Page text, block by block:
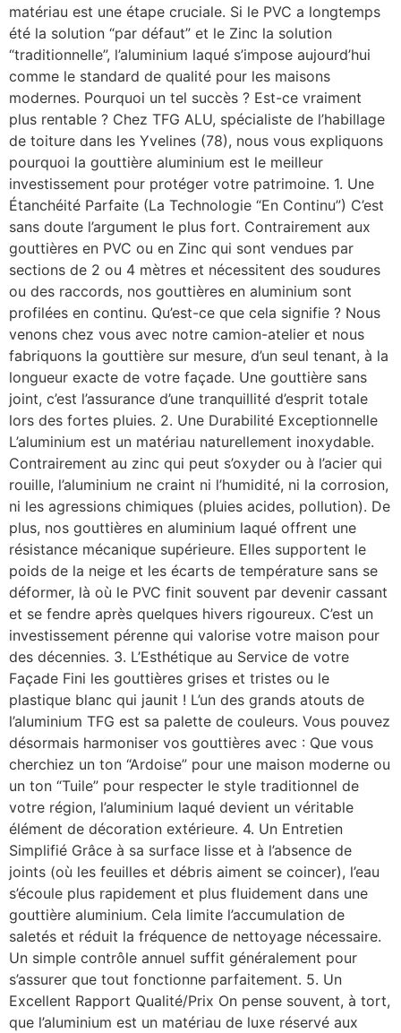
matériau est une étape cruciale. Si le PVC a longtemps
été la solution “par défaut” et le Zinc la solution
“traditionnelle”, l’aluminium laqué s’impose aujourd’hui
comme le standard de qualité pour les maisons
modernes. Pourquoi un tel succès ? Est-ce vraiment
plus rentable ? Chez TFG ALU, spécialiste de l’habillage
de toiture dans les Yvelines (78), nous vous expliquons
pourquoi la gouttière aluminium est le meilleur
investissement pour protéger votre patrimoine. 1. Une
Étanchéité Parfaite (La Technologie “En Continu”) C’est
sans doute l’argument le plus fort. Contrairement aux
gouttières en PVC ou en Zinc qui sont vendues par
sections de 2 ou 4 mètres et nécessitent des soudures
ou des raccords, nos gouttières en aluminium sont
profilées en continu. Qu’est-ce que cela signifie ? Nous
venons chez vous avec notre camion-atelier et nous
fabriquons la gouttière sur mesure, d’un seul tenant, à la
longueur exacte de votre façade. Une gouttière sans
joint, c’est l’assurance d’une tranquillité d’esprit totale
lors des fortes pluies. 2. Une Durabilité Exceptionnelle
L’aluminium est un matériau naturellement inoxydable.
Contrairement au zinc qui peut s’oxyder ou à l’acier qui
rouille, l’aluminium ne craint ni l’humidité, ni la corrosion,
ni les agressions chimiques (pluies acides, pollution). De
plus, nos gouttières en aluminium laqué offrent une
résistance mécanique supérieure. Elles supportent le
poids de la neige et les écarts de température sans se
déformer, là où le PVC finit souvent par devenir cassant
et se fendre après quelques hivers rigoureux. C’est un
investissement pérenne qui valorise votre maison pour
des décennies. 3. L’Esthétique au Service de votre
Façade Fini les gouttières grises et tristes ou le
plastique blanc qui jaunit ! L’un des grands atouts de
l’aluminium TFG est sa palette de couleurs. Vous pouvez
désormais harmoniser vos gouttières avec : Que vous
cherchiez un ton “Ardoise” pour une maison moderne ou
un ton “Tuile” pour respecter le style traditionnel de
votre région, l’aluminium laqué devient un véritable
élément de décoration extérieure. 4. Un Entretien
Simplifié Grâce à sa surface lisse et à l’absence de
joints (où les feuilles et débris aiment se coincer), l’eau
s’écoule plus rapidement et plus fluidement dans une
gouttière aluminium. Cela limite l’accumulation de
saletés et réduit la fréquence de nettoyage nécessaire.
Un simple contrôle annuel suffit généralement pour
s’assurer que tout fonctionne parfaitement. 5. Un
Excellent Rapport Qualité/Prix On pense souvent, à tort,
que l’aluminium est un matériau de luxe réservé aux